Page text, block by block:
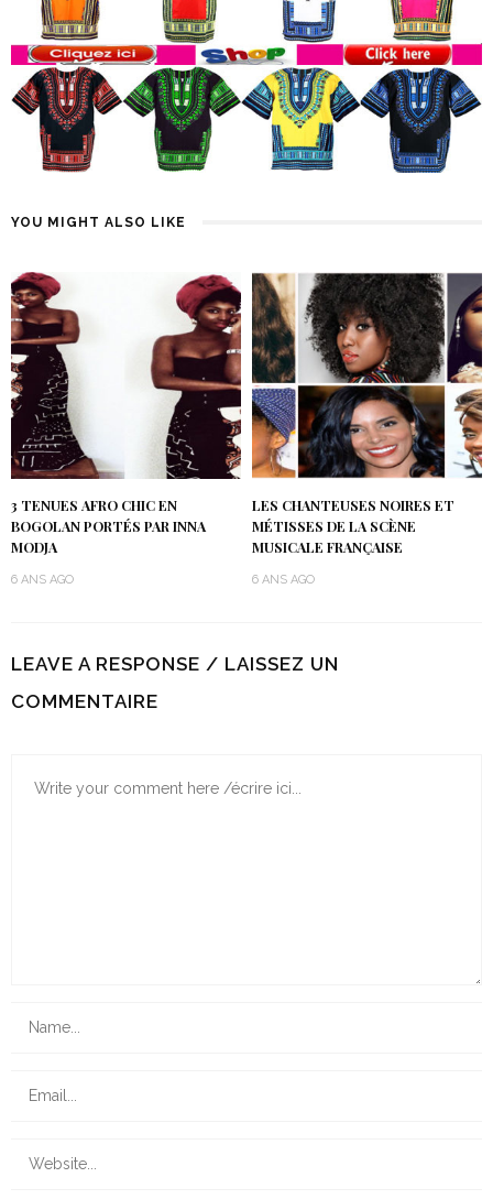
YOU MIGHT ALSO LIKE
3 TENUES AFRO CHIC EN
BOGOLAN PORTÉS PAR INNA
MODJA
6 ANS AGO
LES CHANTEUSES NOIRES ET
MÉTISSES DE LA SCÈNE
MUSICALE FRANÇAISE
6 ANS AGO
LEAVE A RESPONSE / LAISSEZ UN
COMMENTAIRE